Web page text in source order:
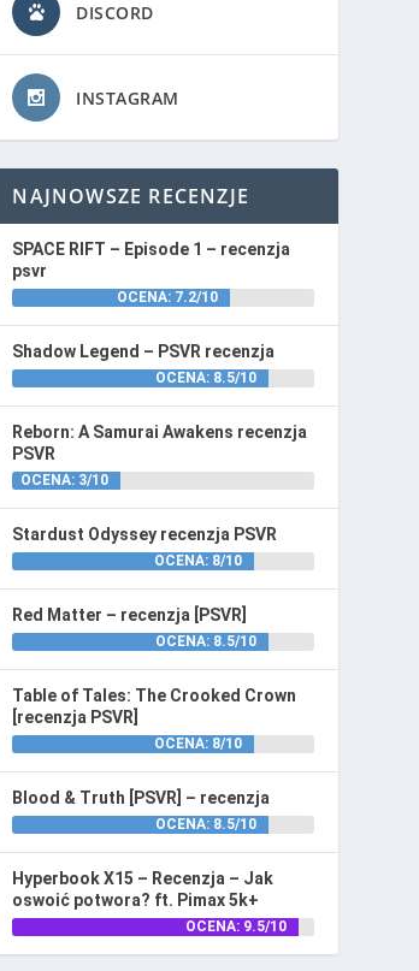
DISCORD
INSTAGRAM
NAJNOWSZE RECENZJE
SPACE RIFT – Episode 1 – recenzja
psvr
OCENA: 7.2/10
Shadow Legend – PSVR recenzja
OCENA: 8.5/10
Reborn: A Samurai Awakens recenzja
PSVR
OCENA: 3/10
Stardust Odyssey recenzja PSVR
OCENA: 8/10
Red Matter – recenzja [PSVR]
OCENA: 8.5/10
Table of Tales: The Crooked Crown
[recenzja PSVR]
OCENA: 8/10
Blood & Truth [PSVR] – recenzja
OCENA: 8.5/10
Hyperbook X15 – Recenzja – Jak
oswoić potwora? ft. Pimax 5k+
OCENA: 9.5/10